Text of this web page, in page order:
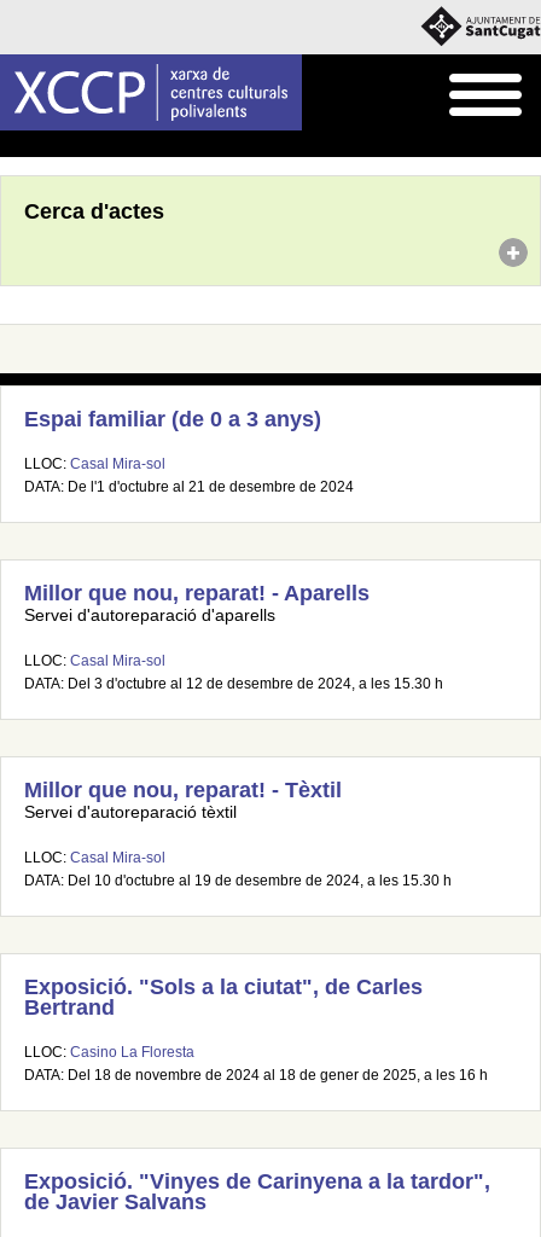
Cerca d'actes
Espai familiar (de 0 a 3 anys)
LLOC: Casal Mira-sol
DATA: De l'1 d'octubre al 21 de desembre de 2024
Millor que nou, reparat! - Aparells
Servei d'autoreparació d'aparells
LLOC: Casal Mira-sol
DATA: Del 3 d'octubre al 12 de desembre de 2024, a les 15.30 h
Millor que nou, reparat! - Tèxtil
Servei d'autoreparació tèxtil
LLOC: Casal Mira-sol
DATA: Del 10 d'octubre al 19 de desembre de 2024, a les 15.30 h
Exposició. "Sols a la ciutat", de Carles
Bertrand
LLOC: Casino La Floresta
DATA: Del 18 de novembre de 2024 al 18 de gener de 2025, a les 16 h
Exposició. "Vinyes de Carinyena a la tardor",
de Javier Salvans